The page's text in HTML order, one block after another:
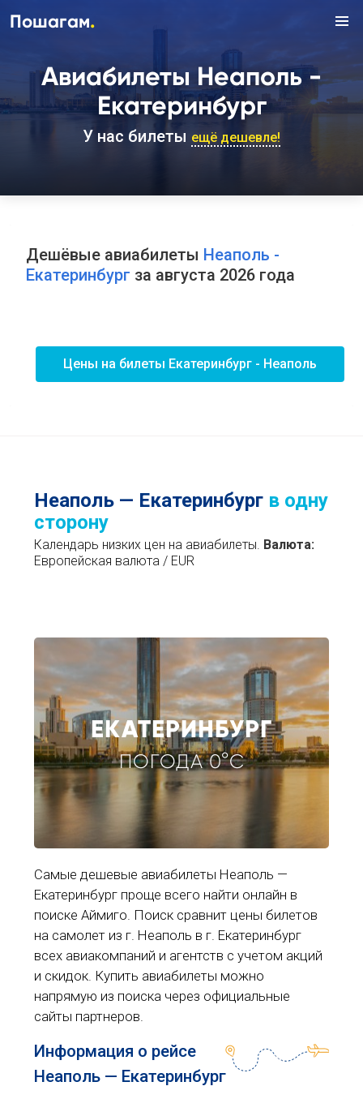
Пошагам.
Авиабилеты Неаполь -
Екатеринбург
У нас билеты ещё дешевле!
Дешёвые авиабилеты Неаполь -
Екатеринбург за августа 2026 года
Цены на билеты Екатеринбург - Неаполь
Неаполь — Екатеринбург в одну
сторону
Календарь низких цен на авиабилеты. Валюта:
Европейская валюта / EUR
ЕКАТЕРИНБУРГ
ПОГОДА 0°C
Самые дешевые авиабилеты Неаполь —
Екатеринбург проще всего найти онлайн в
поиске Аймиго. Поиск сравнит цены билетов
на самолет из г. Неаполь в г. Екатеринбург
всех авиакомпаний и агентств с учетом акций
и скидок. Купить авиабилеты можно
напрямую из поиска через официальные
сайты партнеров.
Информация о рейсе
Неаполь — Екатеринбург